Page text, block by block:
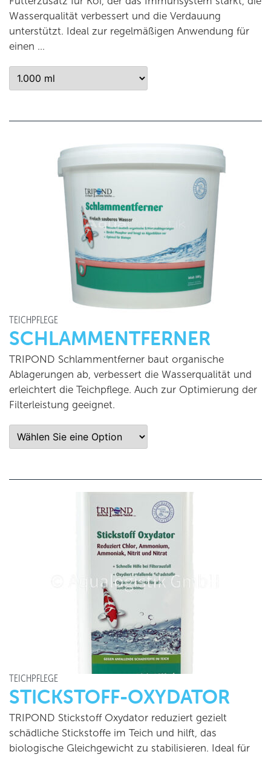
Wasserqualität verbessert und die Verdauung
unterstützt. Ideal zur regelmäßigen Anwendung für
einen …
TEICHPFLEGE
SCHLAMMENTFERNER
TRIPOND Schlammentferner baut organische
Ablagerungen ab, verbessert die Wasserqualität und
erleichtert die Teichpflege. Auch zur Optimierung der
Filterleistung geeignet.
TEICHPFLEGE
STICKSTOFF-OXYDATOR
TRIPOND Stickstoff Oxydator reduziert gezielt
schädliche Stickstoffe im Teich und hilft, das
biologische Gleichgewicht zu stabilisieren. Ideal für